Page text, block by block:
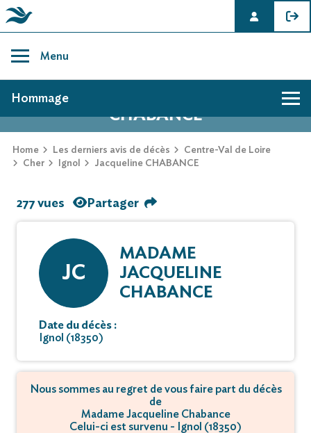
content
Menu
AVIS DE DÉCÈS DE JACQUELINE
CHABANCE
Home Les derniers avis de décès
Centre-Val de Loire
Cher
Ignol Jacqueline CHABANCE
Hommage
277 vues Partager
JC
MADAME
JACQUELINE
CHABANCE
Date du décès :
Ignol (18350)
Nous sommes au regret de vous faire part du décès
de
Madame Jacqueline Chabance
Celui-ci est survenu - Ignol (18350)